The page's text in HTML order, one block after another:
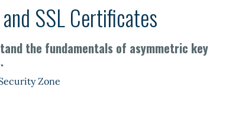
SSL Certificates
the fundamentals of asymmetric key
Zone